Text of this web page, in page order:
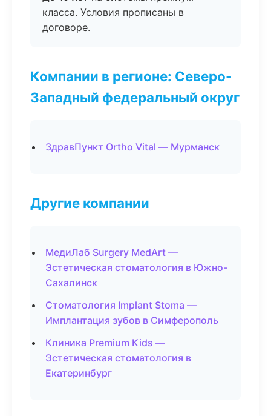
класса. Условия прописаны в
договоре.
Компании в регионе: Северо-
Западный федеральный округ
ЗдравПункт Ortho Vital — Мурманск
Другие компании
МедиЛаб Surgery MedArt —
Эстетическая стоматология в Южно-
Сахалинск
Стоматология Implant Stoma —
Имплантация зубов в Симферополь
Клиника Premium Kids —
Эстетическая стоматология в
Екатеринбург